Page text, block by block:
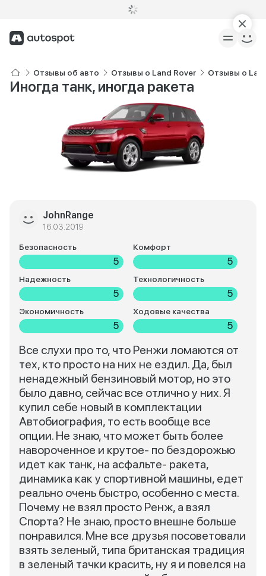
Отзывы об авто Отзывы о Land Rover Отзывы о
Иногда танк, иногда ракета
JohnRange
16.03.2019
Безопасность
5
Комфорт
5
Надежность
5
Технологичность
5
Экономичность
5
Ходовые качества
5
Все слухи про то, что Ренжи ломаются от
тех, кто просто на них не ездил. Да, был
ненадежный бензиновый мотор, но это
было давно, сейчас все отлично у них. Я
купил себе новый в комплектации
Автобиография, то есть вообще все
опции. Не знаю, что может быть более
навороченное и крутое- по бездорожью
идет как танк, на асфальте- ракета,
динамика как у спортивной машины, едет
реально очень быстро, особенно с места.
Почему не взял просто Ренж, а взял
Спорта? Не знаю, просто внешне больше
понравился. Мне все друзья посоветовали
взять зеленый, типа британская традиция
в зеленый тачки красить, ну я и повелся на